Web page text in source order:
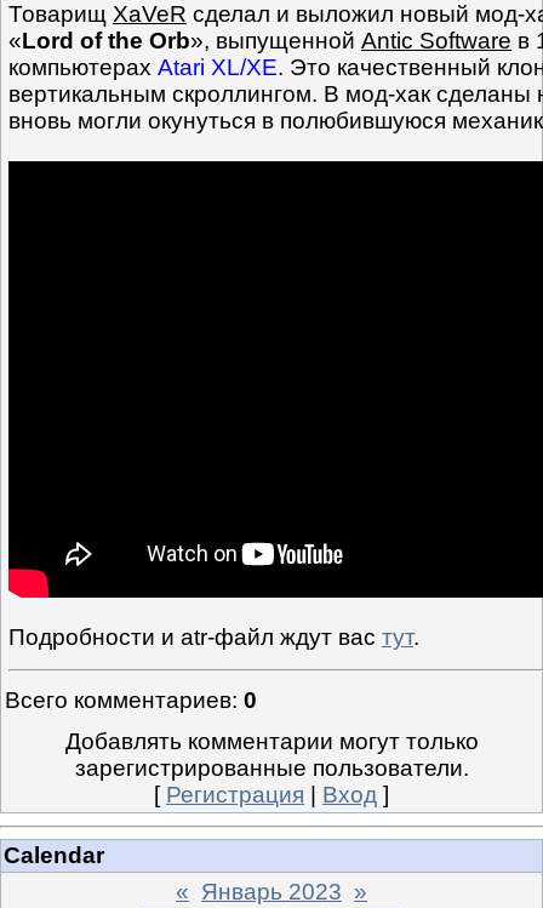
Товарищ XaVeR сделал и выложил новый мод-
«Lord of the Orb», выпущенной Antic Software в
компьютерах Atari XL/XE. Это качественный
вертикальным скроллингом. В мод-хак
вновь могли окунуться в полюбившуюся
Подробности и atr-файл ждут вас тут.
Всего комментариев: 0
Добавлять комментарии могут только
зарегистрированные пользователи.
[ Регистрация Вход ]
Calendar
« Январь 2023 »